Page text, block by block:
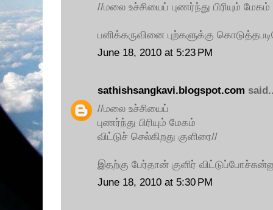
//மலை உச்சியைப் புணர்ந்து பிரியும்
பனிக்கருவினை புற்களுக்கு
June 18, 2010 at 5:23 PM
sathishsangkavi.blogspot.com
//மலை உச்சியைப்
புணர்ந்து பிரியும் மேகம்
விட்டுச் செல்கிறது குளிரை//
இதற்கு பேர்தான் குளிர்
June 18, 2010 at 5:30 PM